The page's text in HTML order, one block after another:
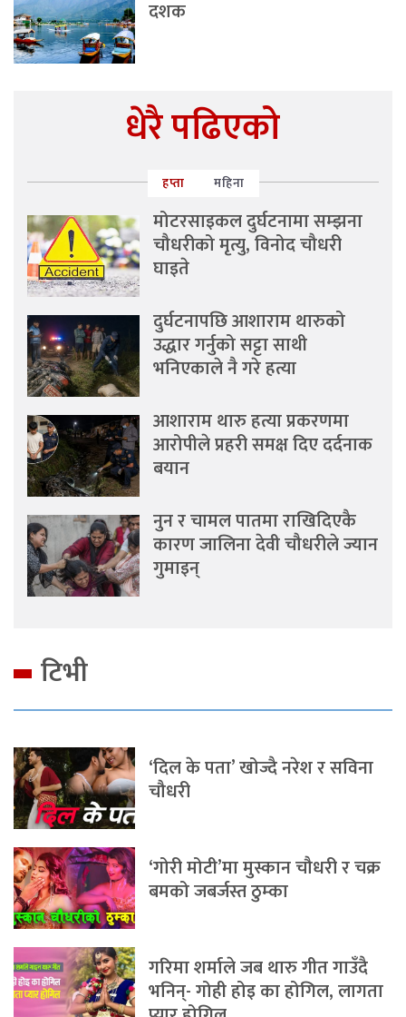
दशक
धेरै पढिएको
हप्ता महिना
मोटरसाइकल दुर्घटनामा सम्झना
चौधरीको मृत्यु, विनोद चौधरी
घाइते
दुर्घटनापछि आशाराम थारुको
उद्धार गर्नुको सट्टा साथी
भनिएकाले नै गरे हत्या
आशाराम थारु हत्या प्रकरणमा
आरोपीले प्रहरी समक्ष दिए दर्दनाक
बयान
नुन र चामल पातमा राखिदिएकै
कारण जालिना देवी चौधरीले ज्यान
गुमाइन्
टिभी
‘दिल के पता’ खोज्दै नरेश र सविना
चौधरी
‘गोरी मोटी’मा मुस्कान चौधरी र चक्र
बमको जबर्जस्त ठुम्का
गरिमा शर्माले जब थारु गीत गाउँदै
भनिन्- गोही होइ का होगिल, लागता